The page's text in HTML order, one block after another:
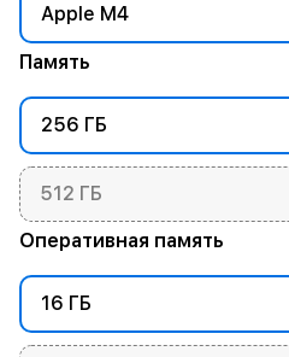
Apple M4
Память
256 ГБ
512 ГБ
Оперативная память
16 ГБ